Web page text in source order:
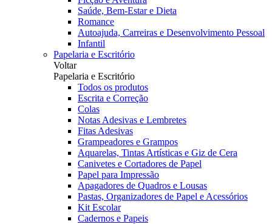
Saúde, Bem-Estar e Dieta
Romance
Autoajuda, Carreiras e Desenvolvimento Pessoal
Infantil
Papelaria e Escritório
Voltar
Papelaria e Escritório
Todos os produtos
Escrita e Correção
Colas
Notas Adesivas e Lembretes
Fitas Adesivas
Grampeadores e Grampos
Aquarelas, Tintas Artísticas e Giz de Cera
Canivetes e Cortadores de Papel
Papel para Impressão
Apagadores de Quadros e Lousas
Pastas, Organizadores de Papel e Acessórios
Kit Escolar
Cadernos e Papeis